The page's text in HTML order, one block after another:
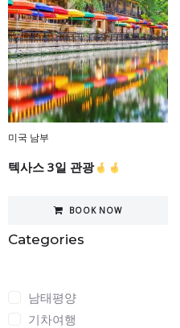
Categories
남태평양
기차여행
미국 남부
텍사스 3일 관광
BOOK NOW